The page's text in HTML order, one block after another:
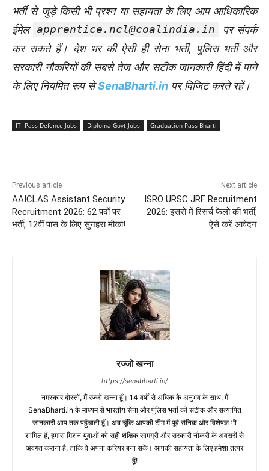
भर्ती से जुड़े किसी भी प्रश्न या सहायता के लिए आप आधिकारिक
ईमेल apprentice.ncl@coalindia.in
पर संपर्क
कर सकते हैं। देश भर की ऐसी ही सेना भर्ती, पुलिस भर्ती और
सरकारी नौकरियों की सबसे तेज और सटीक जानकारी हिंदी में पाने
के लिए नियमित रूप सेSenaBharti.in पर विजिट करते रहें।
ITI Pass Defence Jobs Diploma Govt Jobs Graduation Pass Bharti
Previous article
AAICLAS Assistant Security
Recruitment 2026: 62 पदों पर
भर्ती, 12वीं पास के लिए सुनहरा मौका!
Next article
ISRO URSC JRF Recruitment
2026: इसरो में रिसर्च फेलो की भर्ती,
ऐसे करें आवेदन
रज्जो खन्ना
https://senabharti.in/
नमस्कार दोस्तों, मैं रज्जो खन्ना हूँ। 14 वर्षों से अधिक के अनुभव के साथ, मैं
SenaBharti.in के माध्यम से भारतीय सेना और पुलिस भर्ती की सटीक और सत्यापित
जानकारी आप तक पहुँचाती हूँ। अब चूँकि आपकी टीम में पूर्व सैनिक और विशेषज्ञ भी
शामिल हैं, हमारा मिशन युवाओं को सही शैक्षिक सामग्री और सरकारी नौकरी के अवसरों से
अवगत कराना है, ताकि वे अपना करियर बना सकें। आपकी सहायता के लिए हमेशा तत्पर
हूँ!